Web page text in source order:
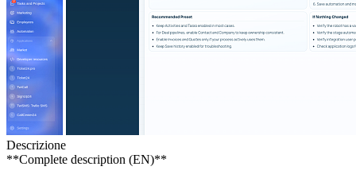
Descrizione
**Complete description (EN)**